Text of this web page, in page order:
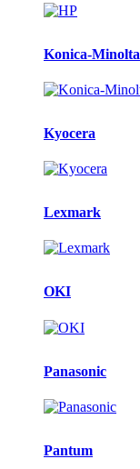
Konica-Minolta
Kyocera
Lexmark
OKI
Panasonic
Pantum